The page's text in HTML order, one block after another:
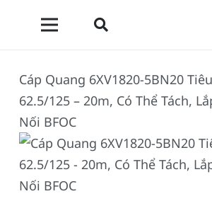
Cáp Quang 6XV1820-5BN20
62.5/125 – 20m, Có Thể Tách,
Nối BFOC